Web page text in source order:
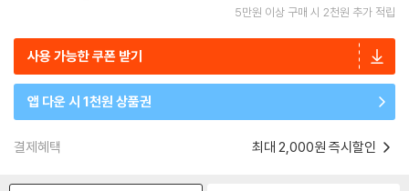
5만원 이상 구매 시 2천원 추가 적립
사용 가능한 쿠폰 받기
앱 다운 시 1천원 상품권
결제혜택 최대 2,000원 즉시할인